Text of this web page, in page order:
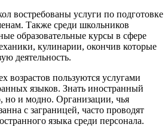
востребованы услуги по подготовке
Также среди школьников
образовательные курсы в сфере
кулинарии, окончив которые
деятельность.
возрастов пользуются услугами
языков. Знать иностранный
но и модно. Организации, чья
с заграницей, часто проводят
языка среди персонала.